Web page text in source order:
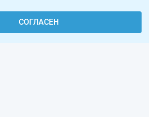
СОГЛАСЕН